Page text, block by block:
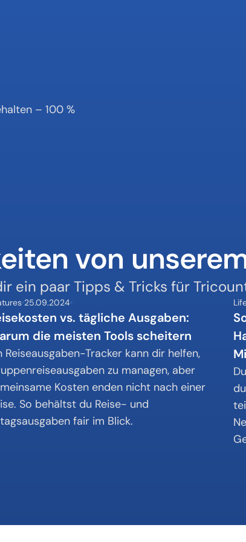
– 100 %
von
ein paar Tipps & Tricks für
25.09.2024
vs. tägliche Ausgaben:
die meisten Tools scheitern
Reiseausgaben-Tracker kann dir helfen,
zu managen, aber
Kosten enden nicht nach einer
So behältst du Reise- und
fair im Blick.